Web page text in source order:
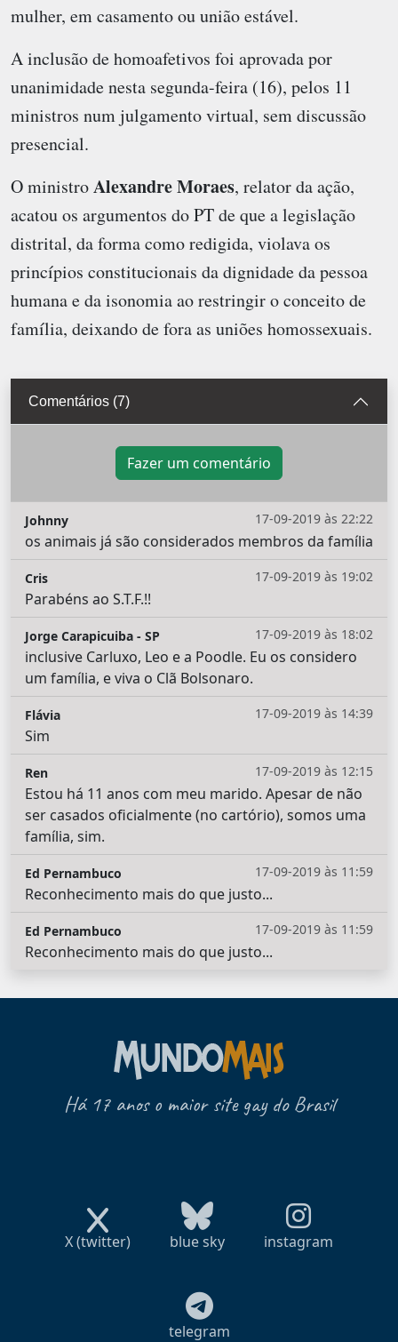
mulher, em casamento ou união estável.
A inclusão de homoafetivos foi aprovada por
unanimidade nesta segunda-feira (16), pelos 11
ministros num julgamento virtual, sem discussão
presencial.
O ministroAlexandre Moraes, relator da ação,
acatou os argumentos do PT de que a legislação
distrital, da forma como redigida, violava os
princípios constitucionais da dignidade da pessoa
humana e da isonomia ao restringir o conceito de
família, deixando de fora as uniões homossexuais.
Comentários (7)
Fazer um comentário
17-09-2019 às 22:22
Johnny
os animais já são considerados membros da família
17-09-2019 às 19:02
Cris
Parabéns ao S.T.F.!!
17-09-2019 às 18:02
Jorge Carapicuiba - SP
inclusive Carluxo, Leo e a Poodle. Eu os considero
um família, e viva o Clã Bolsonaro.
17-09-2019 às 14:39
Flávia
Sim
17-09-2019 às 12:15
Ren
Estou há 11 anos com meu marido. Apesar de não
ser casados oficialmente (no cartório), somos uma
família, sim.
17-09-2019 às 11:59
Ed Pernambuco
Reconhecimento mais do que justo...
17-09-2019 às 11:59
Ed Pernambuco
Reconhecimento mais do que justo...
Há 17 anos o maior site gay do Brasil
X (twitter) blue sky instagram
telegram